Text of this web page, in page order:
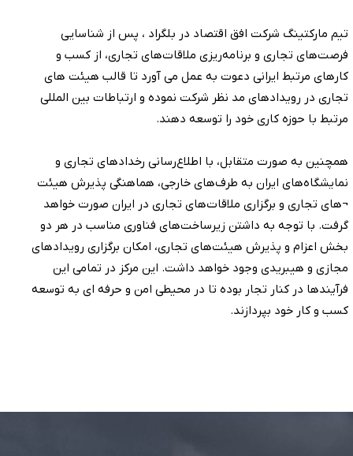
تیم مارکتینگ شرکت افق اقتصاد در بلگراد ، پس از شناسایی
فرصت‌های تجاری و برنامه‌ریزی ملاقات‌های تجاری، از کسب و
کارهای مرتبط ایرانی دعوت به عمل می ‌آورد تا قالب هیئت‌ های
تجاری در رویدادهای مد نظر شرکت نموده و ارتباطات بین‌ المللی
مرتبط با حوزه کاری خود را توسعه دهند.
همچنین به صورت متقابل، با اطلاع‌رسانی رخدادهای تجاری و
نمایشگاه‌های ایران به طرف‌های خارجی، هماهنگی پذیرش هیئت
¬های تجاری و برگزاری ملاقات‌های تجاری در ایران صورت خواهد
گرفت. با توجه به داشتن زیرساخت‌های فناوری مناسب در هر دو
بخش اعزام و پذیرش هیئت‌های تجاری، امکان برگزاری رویدادهای
مجازی و هیبریدی وجود خواهد داشت. این مرکز در تمامی این
فرآیندها در کنار تجار بوده تا در محیطی امن و حرفه ای به توسعه
کسب و کار خود بپردازند.